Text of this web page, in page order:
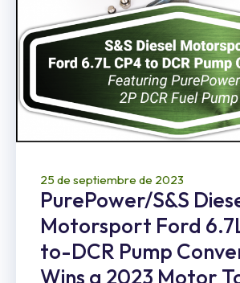
25 de septiembre de 2023
PurePower/S&S
Motorsport Ford
to-DCR Pump
Wins a 2023 Motor